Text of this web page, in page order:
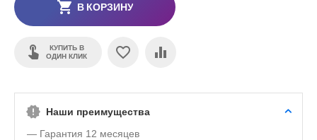
В КОРЗИНУ
КУПИТЬ В
ОДИН КЛИК
Наши преимущества
— Гарантия 12 месяцев